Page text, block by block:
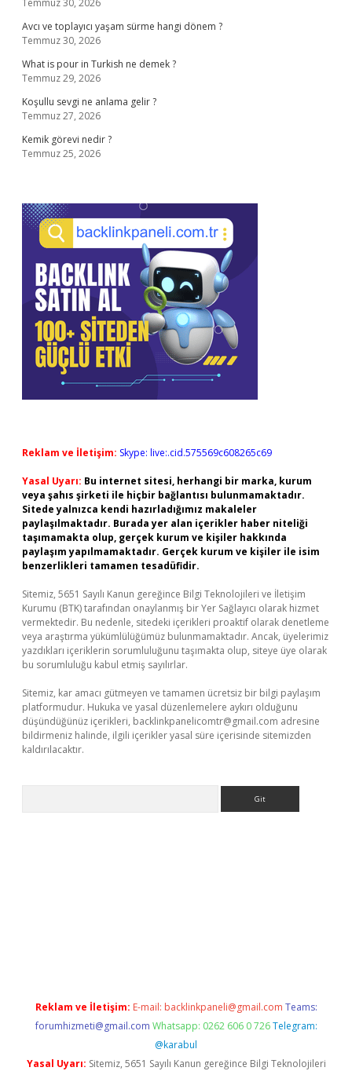
Temmuz 30, 2026
Avcı ve toplayıcı yaşam sürme hangi dönem ?
Temmuz 30, 2026
What is pour in Turkish ne demek ?
Temmuz 29, 2026
Koşullu sevgi ne anlama gelir ?
Temmuz 27, 2026
Kemik görevi nedir ?
Temmuz 25, 2026
Reklam ve İletişim: Skype: live:.cid.575569c608265c69
Yasal Uyarı: Bu internet sitesi, herhangi bir marka, kurum
veya şahıs şirketi ile hiçbir bağlantısı bulunmamaktadır.
Sitede yalnızca kendi hazırladığımız makaleler
paylaşılmaktadır. Burada yer alan içerikler haber niteliği
taşımamakta olup, gerçek kurum ve kişiler hakkında
paylaşım yapılmamaktadır. Gerçek kurum ve kişiler ile isim
benzerlikleri tamamen tesadüfidir.
Sitemiz, 5651 Sayılı Kanun gereğince Bilgi Teknolojileri ve İletişim
Kurumu (BTK) tarafından onaylanmış bir Yer Sağlayıcı olarak hizmet
vermektedir. Bu nedenle, sitedeki içerikleri proaktif olarak denetleme
veya araştırma yükümlülüğümüz bulunmamaktadır. Ancak, üyelerimiz
yazdıkları içeriklerin sorumluluğunu taşımakta olup, siteye üye olarak
bu sorumluluğu kabul etmiş sayılırlar.
Sitemiz, kar amacı gütmeyen ve tamamen ücretsiz bir bilgi paylaşım
platformudur. Hukuka ve yasal düzenlemelere aykırı olduğunu
düşündüğünüz içerikleri, backlinkpanelicomtr@gmail.com adresine
bildirmeniz halinde, ilgili içerikler yasal süre içerisinde sitemizden
kaldırılacaktır.
Reklam ve İletişim: E-mail: backlinkpaneli@gmail.com Teams:
forumhizmeti@gmail.com Whatsapp: 0262 606 0 726 Telegram:
@karabul
Yasal Uyarı: Sitemiz, 5651 Sayılı Kanun gereğince Bilgi Teknolojileri